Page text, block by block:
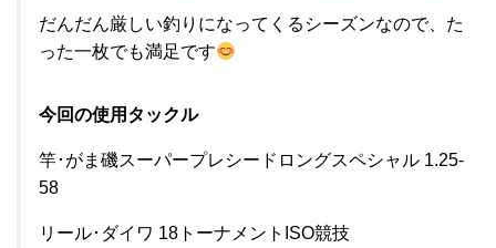
だんだん厳しい釣りになってくるシーズンなので、た
った一枚でも満足です
今回の使用タックル
竿･がま磯スーパープレシードロングスペシャル 1.25-
58
リール･ダイワ 18トーナメントISO競技